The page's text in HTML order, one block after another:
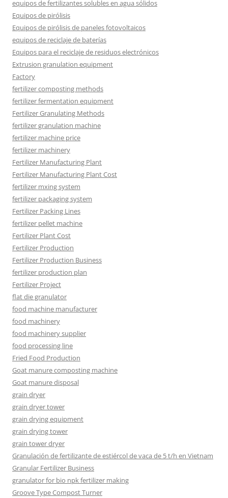
equipos de fertilizantes solubles en agua sólidos
Equipos de pirólisis
Equipos de pirólisis de paneles fotovoltaicos
equipos de reciclaje de baterías
Equipos para el reciclaje de residuos electrónicos
Extrusion granulation equipment
Factory
fertilizer composting methods
fertilizer fermentation equipment
Fertilizer Granulating Methods
fertilizer granulation machine
fertilizer machine price
fertilizer machinery
Fertilizer Manufacturing Plant
Fertilizer Manufacturing Plant Cost
fertilizer mxing system
fertilizer packaging system
Fertilizer Packing Lines
fertilizer pellet machine
Fertilizer Plant Cost
Fertilizer Production
Fertilizer Production Business
fertilizer production plan
Fertilizer Project
flat die granulator
food machine manufacturer
food machinery
food machinery supplier
food processing line
Fried Food Production
Goat manure composting machine
Goat manure disposal
grain dryer
grain dryer tower
grain drying equipment
grain drying tower
grain tower dryer
Granulación de fertilizante de estiércol de vaca de 5 t/h en Vietnam
Granular Fertilizer Business
granulator for bio npk fertilizer making
Groove Type Compost Turner